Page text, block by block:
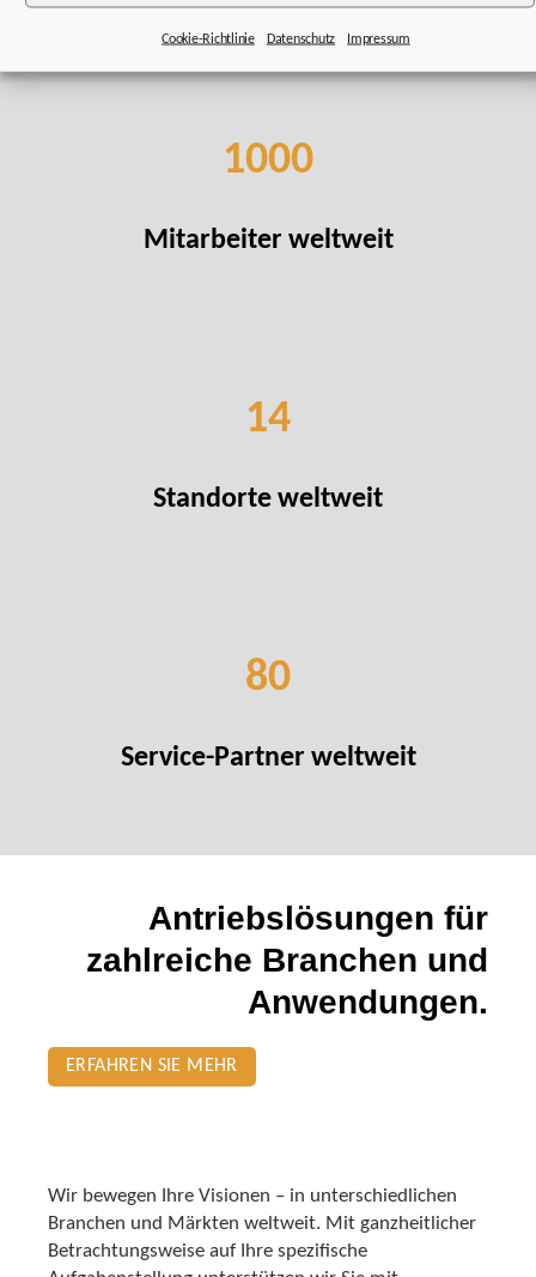
Cookie-Richtlinie Datenschutz Impressum
1000
Mitarbeiter weltweit
14
Standorte weltweit
80
Service-Partner weltweit
Antriebslösungen für
zahlreiche Branchen und
Anwendungen.
ERFAHREN SIE MEHR
Wir bewegen Ihre Visionen – in unterschiedlichen
Branchen und Märkten weltweit. Mit ganzheitlicher
Betrachtungsweise auf Ihre spezifische